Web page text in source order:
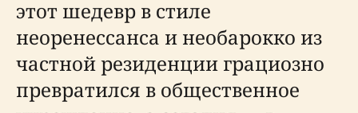
этот шедевр в стиле
неоренессанса и необарокко из
частной резиденции грациозно
превратился в общественное